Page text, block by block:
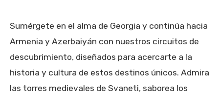
Sumérgete en el alma de Georgia y continúa hacia
Armenia y Azerbaiyán con nuestros circuitos de
descubrimiento, diseñados para acercarte a la
historia y cultura de estos destinos únicos. Admira
las torres medievales de Svaneti, saborea los